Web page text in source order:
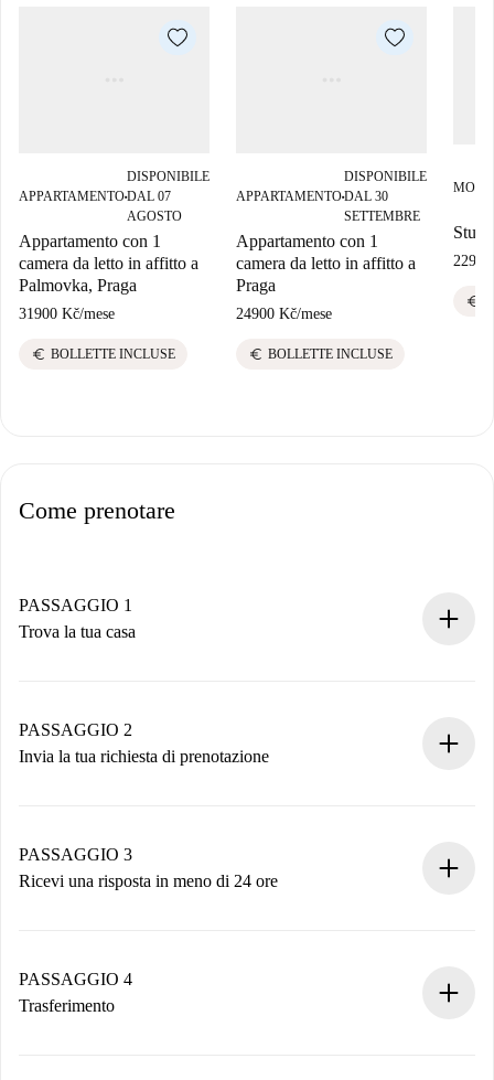
APPARTAMENTO■
DISPONIBILE
DAL 07
AGOSTO
Appartamento con 1
camera da letto in affitto a
Palmovka, Praga
31900 Kč/mese
euro BOLLETTE INCLUSE
APPARTAMENTO■
DISPONIBILE
DAL 30
SETTEMBRE
Appartamento con 1
camera da letto in affitto a
Praga
24900 Kč/mese
euro BOLLETTE INCLUSE
euro
Come prenotare
PASSAGGIO 1
Trova la tua casa
Hai tutte le informazioni necessarie in anticipo.
PASSAGGIO 2
Invia la tua richiesta di prenotazione
non accetta.
PASSAGGIO 3
Ricevi una risposta in meno di 24 ore
contatto con il proprietario.
Se rifiutata: non ti addebiteremo nulla e ti proporremo
PASSAGGIO 4
Trasferimento